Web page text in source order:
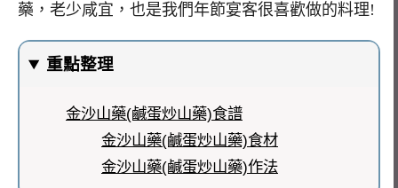
藥，老少咸宜，也是我們年節宴客很喜歡做的料理!
重點整理
金沙山藥(鹹蛋炒山藥)食譜
金沙山藥(鹹蛋炒山藥)食材
金沙山藥(鹹蛋炒山藥)作法